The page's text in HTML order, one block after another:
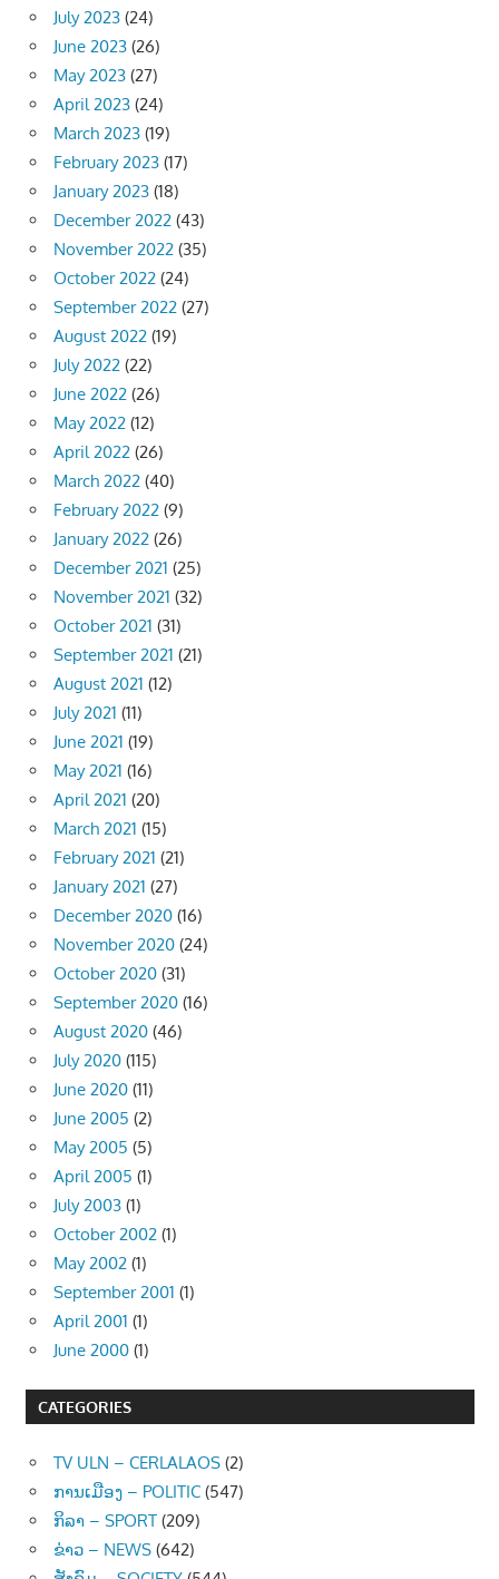
July 2023 (24)
June 2023 (26)
May 2023 (27)
April 2023 (24)
March 2023 (19)
February 2023 (17)
January 2023 (18)
December 2022 (43)
November 2022 (35)
October 2022 (24)
September 2022 (27)
August 2022 (19)
July 2022 (22)
June 2022 (26)
May 2022 (12)
April 2022 (26)
March 2022 (40)
February 2022 (9)
January 2022 (26)
December 2021 (25)
November 2021 (32)
October 2021 (31)
September 2021 (21)
August 2021 (12)
July 2021 (11)
June 2021 (19)
May 2021 (16)
April 2021 (20)
March 2021 (15)
February 2021 (21)
January 2021 (27)
December 2020 (16)
November 2020 (24)
October 2020 (31)
September 2020 (16)
August 2020 (46)
July 2020 (115)
June 2020 (11)
June 2005 (2)
May 2005 (5)
April 2005 (1)
July 2003 (1)
October 2002 (1)
May 2002 (1)
September 2001 (1)
April 2001 (1)
June 2000 (1)
CATEGORIES
TV ULN – CERLALAOS (2)
ການເມືອງ – POLITIC (547)
ກິລາ – SPORT (209)
ຂ່າວ – NEWS (642)